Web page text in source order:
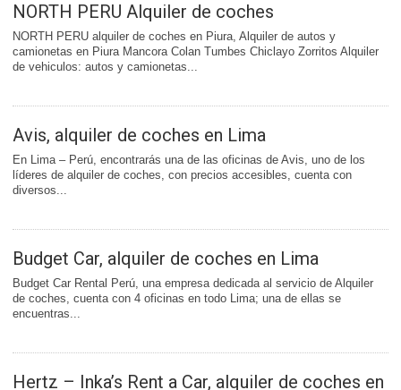
NORTH PERU Alquiler de coches
NORTH PERU alquiler de coches en Piura, Alquiler de autos y
camionetas en Piura Mancora Colan Tumbes Chiclayo Zorritos Alquiler
de vehiculos: autos y camionetas...
Avis, alquiler de coches en Lima
En Lima – Perú, encontrarás una de las oficinas de Avis, uno de los
líderes de alquiler de coches, con precios accesibles, cuenta con
diversos...
Budget Car, alquiler de coches en Lima
Budget Car Rental Perú, una empresa dedicada al servicio de Alquiler
de coches, cuenta con 4 oficinas en todo Lima; una de ellas se
encuentras...
Hertz – Inka’s Rent a Car, alquiler de coches en